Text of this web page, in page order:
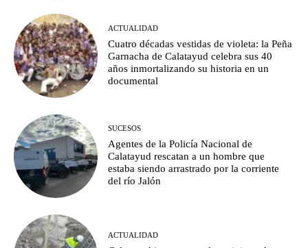
ACTUALIDAD
Cuatro décadas vestidas de violeta: la Peña
Garnacha de Calatayud celebra sus 40
años inmortalizando su historia en un
documental
SUCESOS
Agentes de la Policía Nacional de
Calatayud rescatan a un hombre que
estaba siendo arrastrado por la corriente
del río Jalón
ACTUALIDAD